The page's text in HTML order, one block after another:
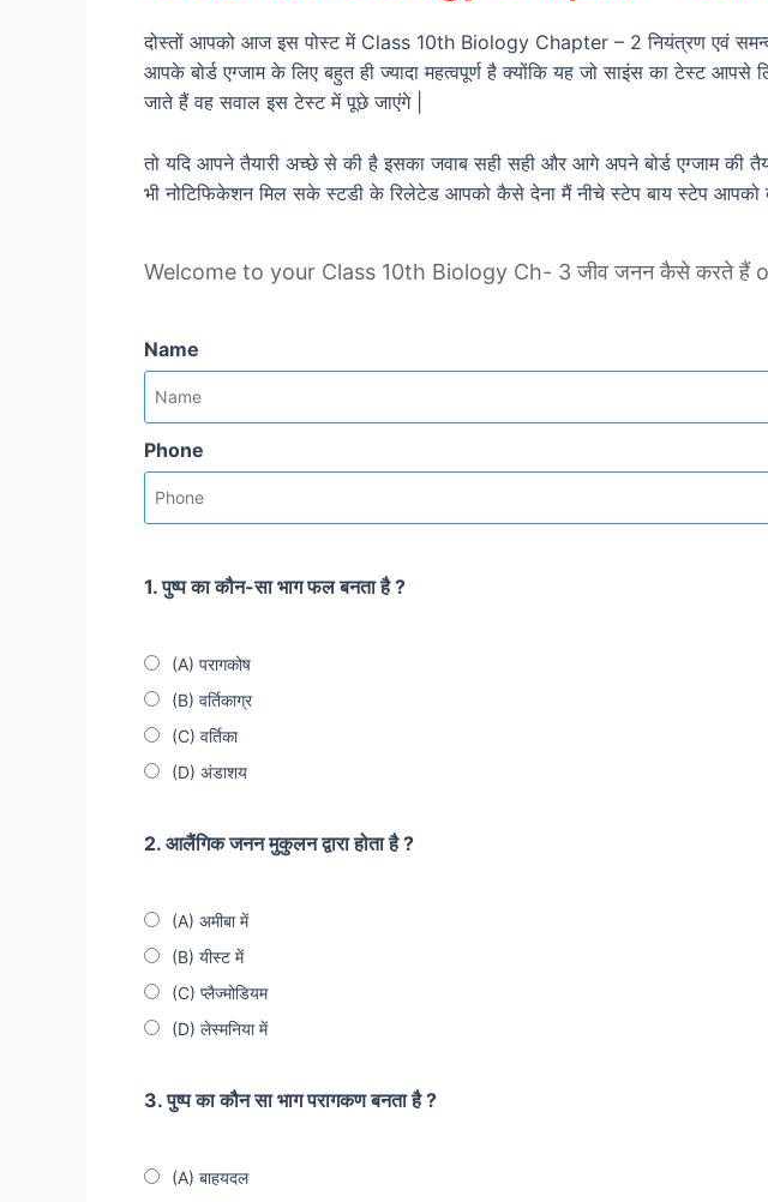
दोस्तों आपको आज इस पोस्ट में Class 10th Biology Chapter – 2 नियंत्रण एवं
आपके बोर्ड एग्जाम के लिए बहुत ही ज्यादा महत्वपूर्ण है क्योंकि यह जो साइंस का टेस्ट
जाते हैं वह सवाल इस टेस्ट में पूछे जाएंगे |
तो यदि आपने तैयारी अच्छे से की है इसका जवाब सही सही और आगे अपने बोर्ड एग्जाम
भी नोटिफिकेशन मिल सके स्टडी के रिलेटेड आपको कैसे देना मैं नीचे स्टेप बाय स्टेप
Welcome to your Class 10th Biology Ch- 3 जीव जनन कैसे करते हैं
Name
Phone
1. पुष्प का कौन-सा भाग फल बनता है ?
(A) परागकोष
(B) वर्तिकाग्र
(C) वर्तिका
(D) अंडाशय
2. आलैंगिक जनन मुकुलन द्वारा होता है ?
(A) अमीबा में
(B) यीस्ट में
(C) प्लैज्मोडियम
(D) लेस्मनिया में
3. पुष्प का कौन सा भाग परागकण बनता है ?
(A) बाहयदल